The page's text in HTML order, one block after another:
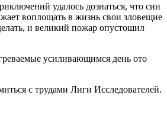
удалось дознаться, что сии
воплощать в жизнь свои зловещие
и великий пожар опустошил
усиливающимся день ото
с трудами Лиги Исследователей.